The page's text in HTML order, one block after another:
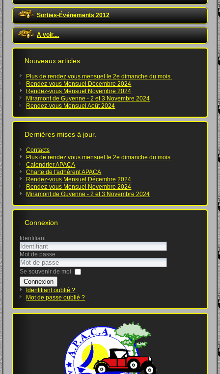
Sorties-Événements 2012
A voir....
Nouveaux articles
Plus de rendez vous mensuel le 2e dimanche du mois.
Rendez-vous Mensuel Décembre 2024
Rendez-vous Mensuel Novembre 2024
Miramont de Guyenne - 2 et 3 Novembre 2024
Rendez-vous Mensuel Août 2024
Dernières mises à jour.
Contacts
Plus de rendez vous mensuel le 2e dimanche du mois.
Calendrier APACA
Charte de l'adhérent APACA
Rendez-vous Mensuel Décembre 2024
Rendez-vous Mensuel Novembre 2024
Miramont de Guyenne - 2 et 3 Novembre 2024
Connexion
Identifiant
Mot de passe
Se souvenir de moi
Connexion
Identifiant oublié ?
Mot de passe oublié ?